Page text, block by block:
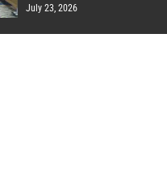
July 23, 2026